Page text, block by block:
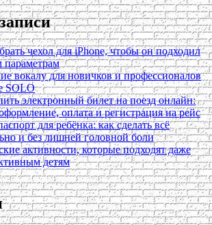
чехол для iPhone, чтобы он подходил
параметрам
вокалу для новичков и профессионалов
SOLO
электронный билет на поезд онлайн:
оплата и регистрация на рейс
для ребёнка: как сделать всё
и без лишней головной боли
активности, которые подходят даже
детям